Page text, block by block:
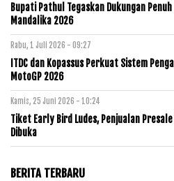
Bupati Pathul Tegaskan Dukungan
Mandalika 2026
Rabu, 1 Juli 2026 - 09:27
ITDC dan Kopassus Perkuat Sistem
MotoGP 2026
Kamis, 25 Juni 2026 - 10:24
Tiket Early Bird Ludes, Penjualan
Dibuka
BERITA TERBARU